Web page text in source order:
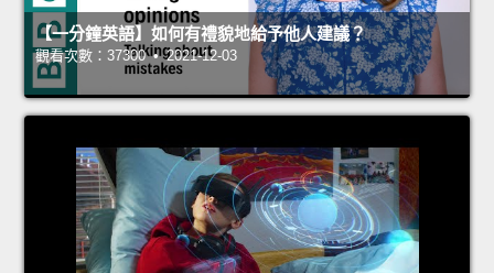
【一分鐘英語】如何有禮貌地給予他人建議？
觀看次數：37300 • 2021-12-03